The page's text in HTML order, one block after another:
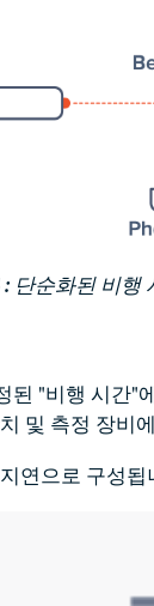
: 단순화된 비행
된 "비행 시간"
및 측정 장비
연으로 구성됩